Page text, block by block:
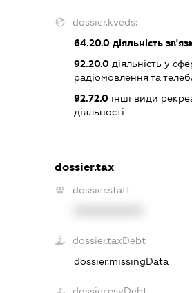
dossier.kveds:
64.20.0діяльність
92.20.0діяльність у
радіомовлення та
92.72.0інші види
діяльності
dossier.tax
dossier.staff
dossier.taxDebt
dossier.missingData